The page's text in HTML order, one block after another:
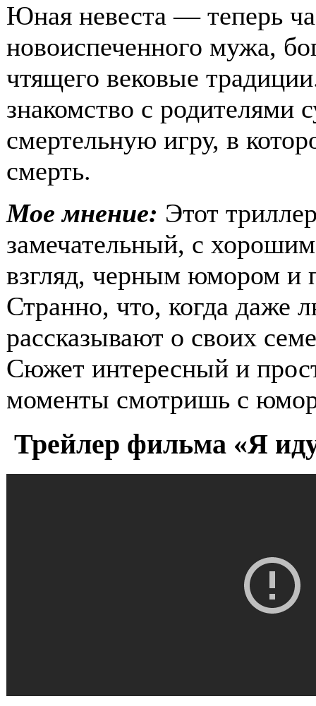
Юная невеста — теперь
новоиспеченного мужа,
чтящего вековые
знакомство с родителями
смертельную игру, в
смерть.
Мое мнение: Этот
замечательный, с
взгляд, черным юмором и
Странно, что, когда даже
рассказывают о своих
Сюжет интересный и
моменты смотришь с
Трейлер фильма «Я